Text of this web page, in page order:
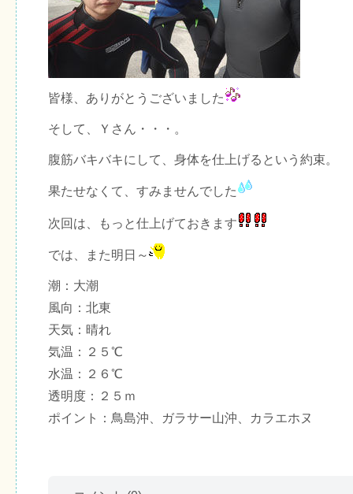
皆様、ありがとうございました
そして、Ｙさん・・・。
腹筋バキバキにして、身体を仕上げるという約束。
果たせなくて、すみませんでした
次回は、もっと仕上げておきます
では、また明日～
潮：大潮
風向：北東
天気：晴れ
気温：２５℃
水温：２６℃
透明度：２５ｍ
ポイント：鳥島沖、ガラサー山沖、カラエホヌ